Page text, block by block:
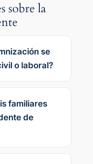
sobre la
se
o laboral?
familiares
de